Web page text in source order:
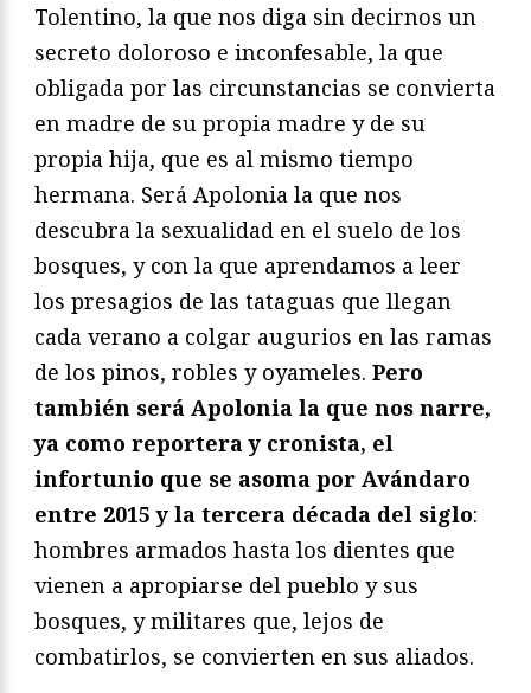
Tolentino, la que nos diga sin decirnos un
secreto doloroso e inconfesable, la que
obligada por las circunstancias se convierta
en madre de su propia madre y de su
propia hija, que es al mismo tiempo
hermana. Será Apolonia la que nos
descubra la sexualidad en el suelo de los
bosques, y con la que aprendamos a leer
los presagios de las tataguas que llegan
cada verano a colgar augurios en las ramas
de los pinos, robles y oyameles. Pero
también será Apolonia la que nos narre,
ya como reportera y cronista, el
infortunio que se asoma por Avándaro
entre 2015 y la tercera década del siglo:
hombres armados hasta los dientes que
vienen a apropiarse del pueblo y sus
bosques, y militares que, lejos de
combatirlos, se convierten en sus aliados.